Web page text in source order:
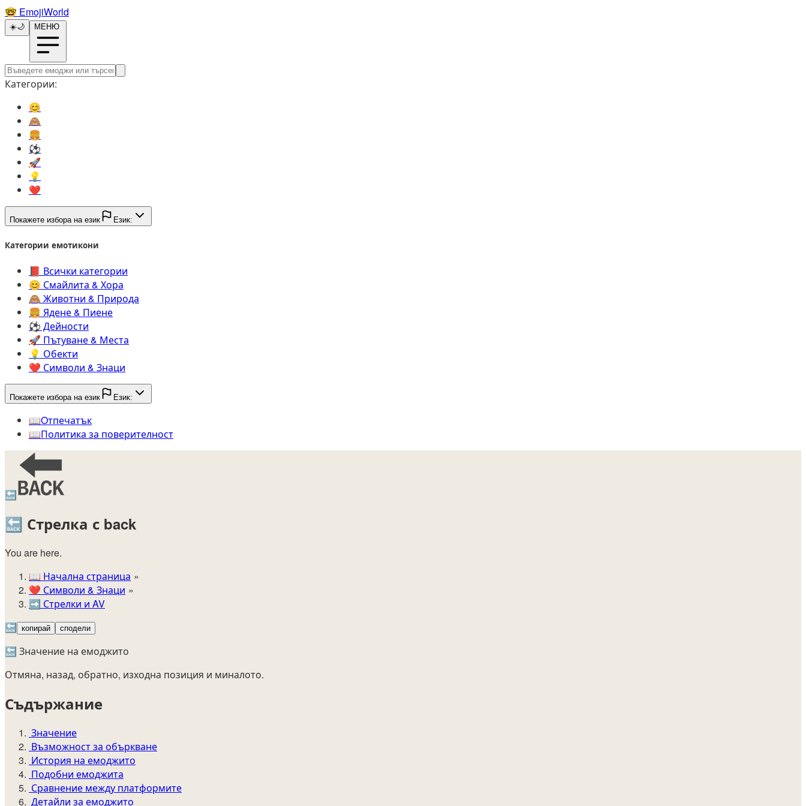
🤓️ EmojiWorld
☀️🌙 МЕНЮ
Категории:
😊️
🙈️
🍔️
⚽️
🚀️
💡️
❤️
Покажете избора на език Език:
Категории емотикони
📕️ Всички категории
😊️ Смайлита & Хора
🙈️ Животни & Природа
🍔️ Ядене & Пиене
⚽️ Дейности
🚀️ Пътуване & Места
💡️ Обекти
❤️ Символи & Знаци
Покажете избора на език Език:
📖️Oтпечатък
📖️Политика за поверителност
🔙
🔙 Стрелка с back
You are here.
📖 Начална страница
❤️ Символи & Знаци
➡️ Стрелки и AV
🔙 копирай сподели
🔙 Значение на емоджито
Отмяна, назад, обратно, изходна позиция и миналото.
Съдържание
Значение
Възможност за объркване
История на емоджито
Подобни емоджита
Сравнение между платформите
Детайли за емоджито